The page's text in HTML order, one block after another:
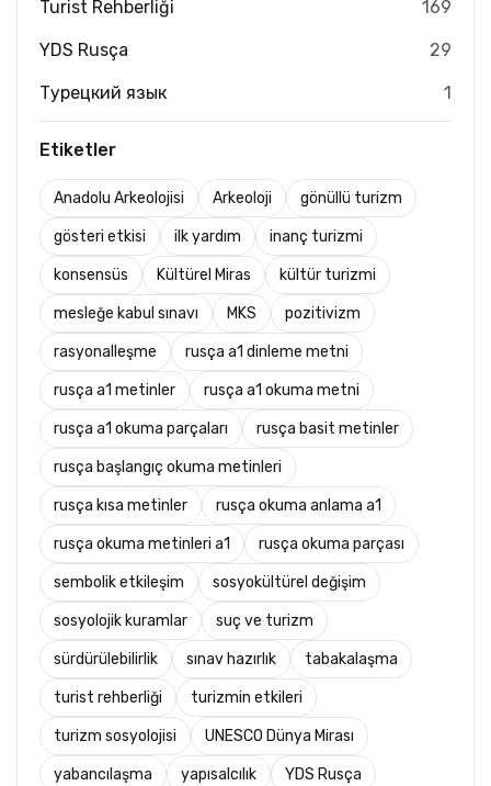
Turist Rehberliği 169
YDS Rusça 29
Турецкий язык 1
Etiketler
Anadolu Arkeolojisi Arkeoloji gönüllü turizm
gösteri etkisi ilk yardım inanç turizmi
konsensüs Kültürel Miras kültür turizmi
mesleğe kabul sınavı MKS pozitivizm
rasyonalleşme rusça a1 dinleme metni
rusça a1 metinler rusça a1 okuma metni
rusça a1 okuma parçaları rusça basit metinler
rusça başlangıç okuma metinleri
rusça kısa metinler rusça okuma anlama a1
rusça okuma metinleri a1 rusça okuma parçası
sembolik etkileşim sosyokültürel değişim
sosyolojik kuramlar suç ve turizm
sürdürülebilirlik sınav hazırlık tabakalaşma
turist rehberliği turizmin etkileri
turizm sosyolojisi UNESCO Dünya Mirası
yabancılaşma yapısalcılık YDS Rusça